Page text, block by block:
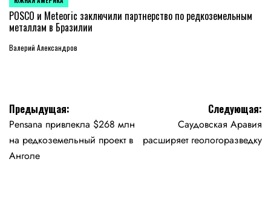
ОПУБЛИКОВАНО
ВPOSCO и Meteoric заключили партнерство по редкоземельным
металлам в Бразилии
Валерий Александров
Навигация
по
записям
Предыдущая:
Pensana привлекла $268 млн
на редкоземельный проект в
Анголе
Следующая:
Саудовская Аравия
расширяет геологоразведку